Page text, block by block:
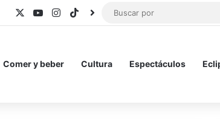
YouTubeInstagram
TikTokBlueSky
Comer y beber Cultura Espectáculos